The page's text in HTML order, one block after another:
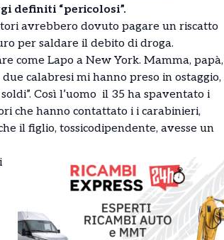
definiti “pericolosi”.
avrebbero dovuto pagare un riscatto
per saldare il debito di droga.
come Lapo a New York. Mamma, papà,
calabresi mi hanno preso in ostaggio,
Così l’uomo il 35 ha spaventato i
che hanno contattato i i carabinieri,
il figlio, tossicodipendente, avesse un